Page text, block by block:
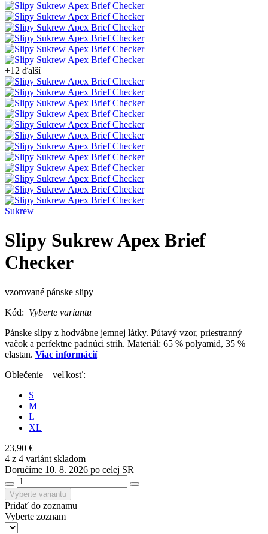
+12 ďalší
Sukrew
Slipy Sukrew Apex Brief
Checker
vzorované pánske slipy
Kód: Vyberte variantu
Pánske slipy z hodvábne jemnej látky. Pútavý vzor, priestranný
vačok a perfektne padnúci strih. Materiál: 65 % polyamid, 35 %
elastan. Viac informácií
Oblečenie – veľkosť:
S
M
L
XL
23,90 €
4 z 4 variánt skladom
Doručíme 10. 8. 2026 po celej SR
Vyberte variantu
Pridať do zoznamu
Vyberte zoznam